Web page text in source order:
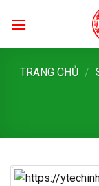
TRANG CHỦ /